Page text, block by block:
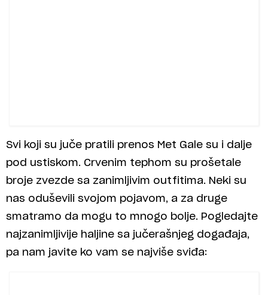
Svi koji su juče pratili prenos Met Gale su i dalje
pod ustiskom. Crvenim tephom su prošetale
broje zvezde sa zanimljivim outfitima. Neki su
nas oduševili svojom pojavom, a za druge
smatramo da mogu to mnogo bolje. Pogledajte
najzanimljivije haljine sa jučerašnjeg događaja,
pa nam javite ko vam se najviše sviđa: